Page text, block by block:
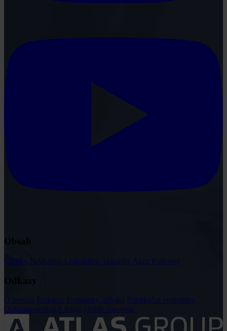
Články Judikatura Legislativa Aktuality Akce Podcasty
O portálu Redakce Podmínky užívání Publikační podmínky
Ochrana osobních údajů Odběr časopisu